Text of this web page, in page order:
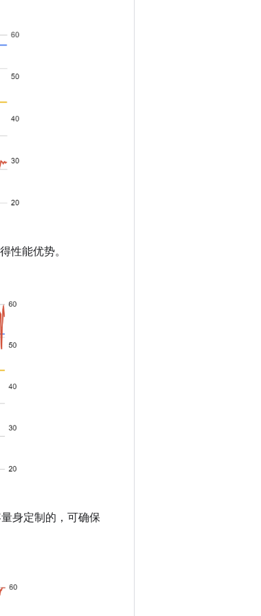
性能优势。
身定制的，可确保